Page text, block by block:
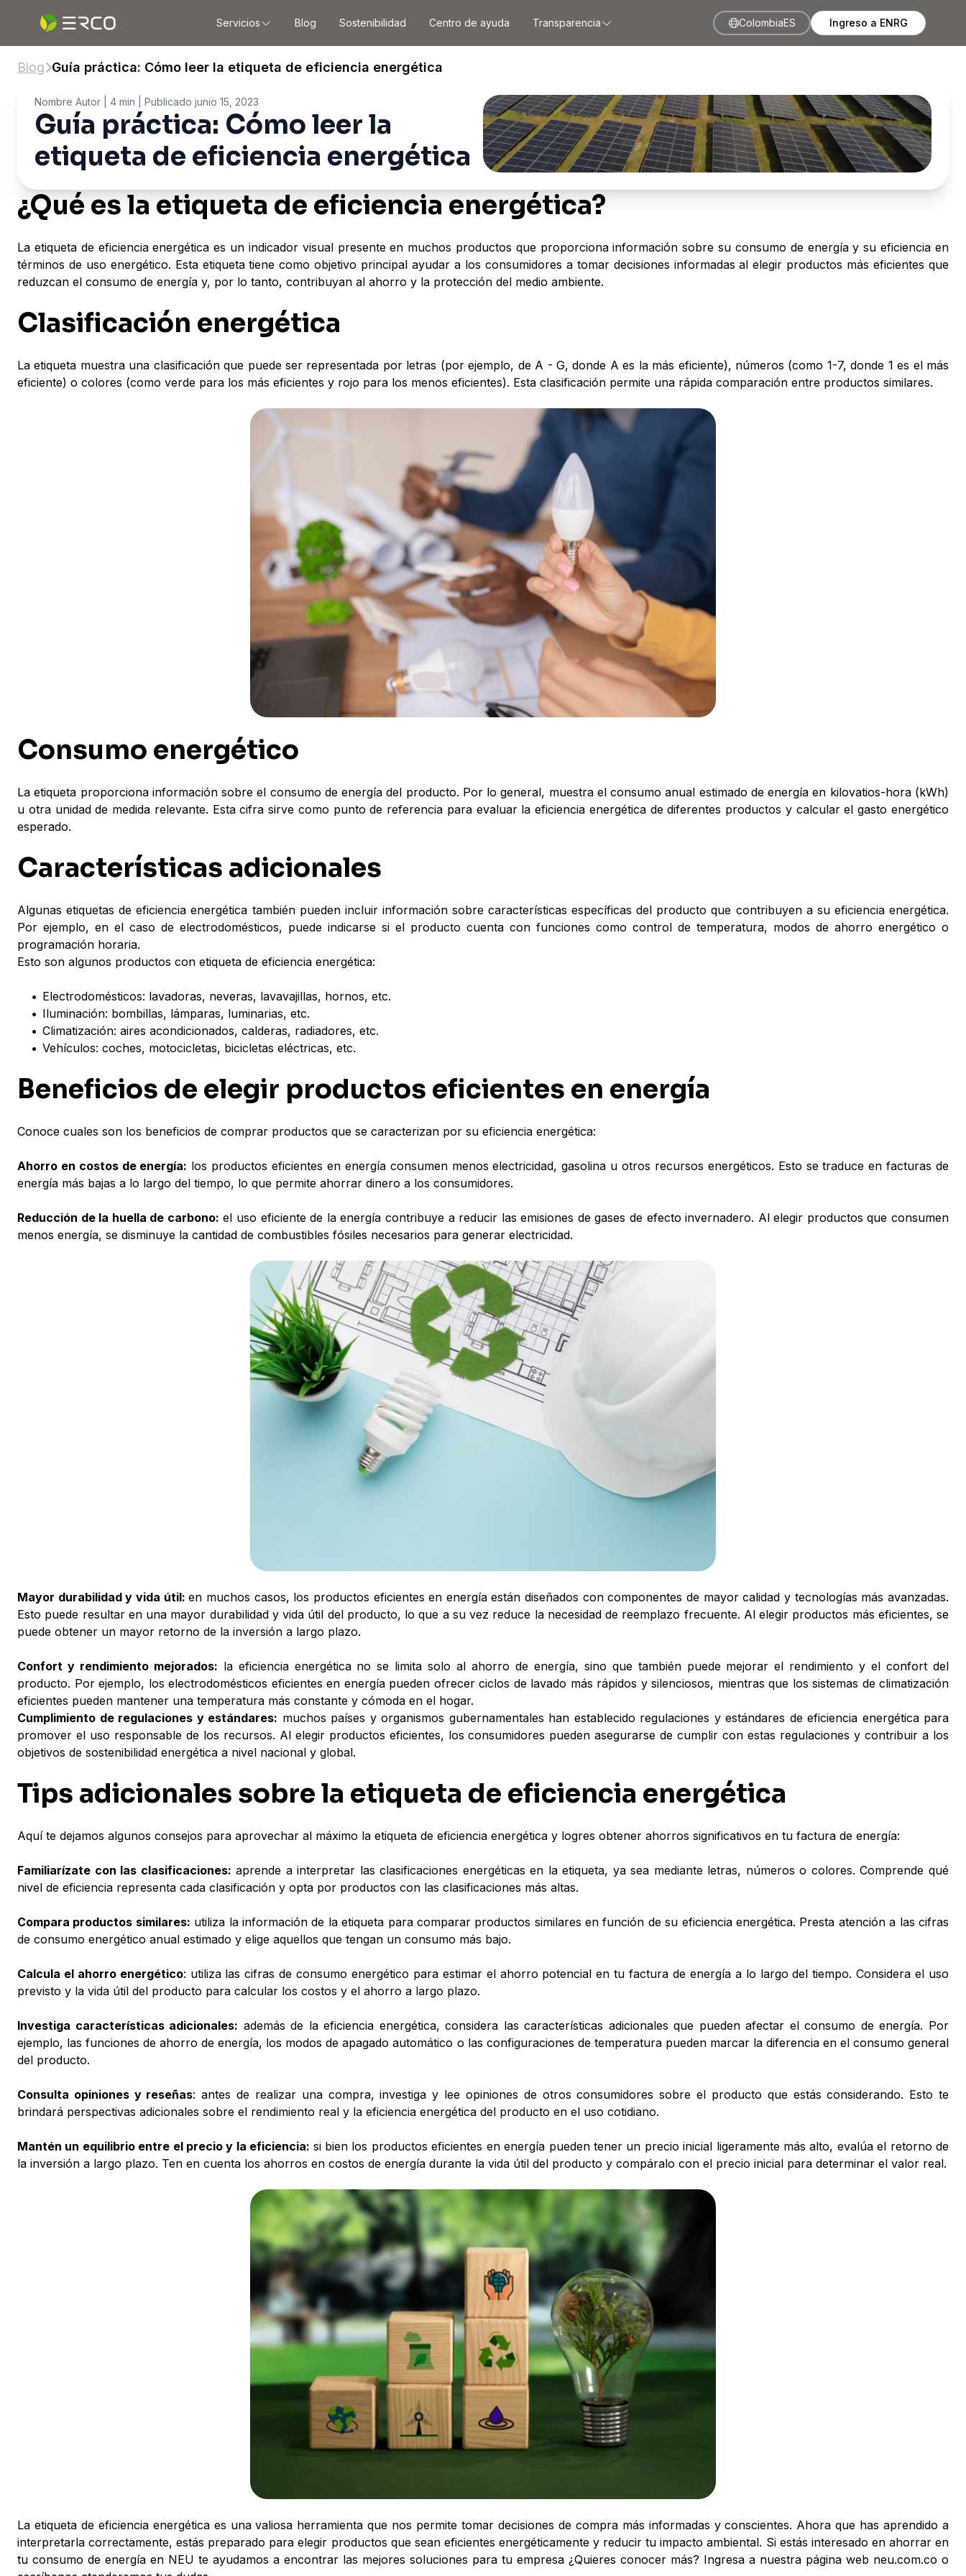
Servicios Blog Sostenibilidad Centro de ayuda Transparencia ColombiaES Ingreso a ENRG
Blog Guía práctica: Cómo leer la etiqueta de eficiencia energética
Nombre Autor | 4 min | Publicado junio 15, 2023
Guía práctica: Cómo leer la
etiqueta de eficiencia energética
¿Qué es la etiqueta de eficiencia energética?
La etiqueta de eficiencia energética es un indicador visual presente en muchos productos que proporciona información sobre su consumo de energía y su eficiencia en
términos de uso energético. Esta etiqueta tiene como objetivo principal ayudar a los consumidores a tomar decisiones informadas al elegir productos más eficientes que
reduzcan el consumo de energía y, por lo tanto, contribuyan al ahorro y la protección del medio ambiente.
Clasificación energética
La etiqueta muestra una clasificación que puede ser representada por letras (por ejemplo, de A - G, donde A es la más eficiente), números (como 1-7, donde 1 es el más
eficiente) o colores (como verde para los más eficientes y rojo para los menos eficientes). Esta clasificación permite una rápida comparación entre productos similares.
Consumo energético
La etiqueta proporciona información sobre el consumo de energía del producto. Por lo general, muestra el consumo anual estimado de energía en kilovatios-hora (kWh)
u otra unidad de medida relevante. Esta cifra sirve como punto de referencia para evaluar la eficiencia energética de diferentes productos y calcular el gasto energético
esperado.
Características adicionales
Algunas etiquetas de eficiencia energética también pueden incluir información sobre características específicas del producto que contribuyen a su eficiencia energética.
Por ejemplo, en el caso de electrodomésticos, puede indicarse si el producto cuenta con funciones como control de temperatura, modos de ahorro energético o
programación horaria.
Esto son algunos productos con etiqueta de eficiencia energética:
• Electrodomésticos: lavadoras, neveras, lavavajillas, hornos, etc.
• Iluminación: bombillas, lámparas, luminarias, etc.
• Climatización: aires acondicionados, calderas, radiadores, etc.
• Vehículos: coches, motocicletas, bicicletas eléctricas, etc.
Beneficios de elegir productos eficientes en energía
Conoce cuales son los beneficios de comprar productos que se caracterizan por su eficiencia energética:
Ahorro en costos de energía: los productos eficientes en energía consumen menos electricidad, gasolina u otros recursos energéticos. Esto se traduce en facturas de
energía más bajas a lo largo del tiempo, lo que permite ahorrar dinero a los consumidores.
Reducción de la huella de carbono: el uso eficiente de la energía contribuye a reducir las emisiones de gases de efecto invernadero. Al elegir productos que consumen
menos energía, se disminuye la cantidad de combustibles fósiles necesarios para generar electricidad.
Mayor durabilidad y vida útil:en muchos casos, los productos eficientes en energía están diseñados con componentes de mayor calidad y tecnologías más avanzadas.
Esto puede resultar en una mayor durabilidad y vida útil del producto, lo que a su vez reduce la necesidad de reemplazo frecuente. Al elegir productos más eficientes, se
puede obtener un mayor retorno de la inversión a largo plazo.
Confort y rendimiento mejorados: la eficiencia energética no se limita solo al ahorro de energía, sino que también puede mejorar el rendimiento y el confort del
producto. Por ejemplo, los electrodomésticos eficientes en energía pueden ofrecer ciclos de lavado más rápidos y silenciosos, mientras que los sistemas de climatización
eficientes pueden mantener una temperatura más constante y cómoda en el hogar.
Cumplimiento de regulaciones y estándares: muchos países y organismos gubernamentales han establecido regulaciones y estándares de eficiencia energética para
promover el uso responsable de los recursos. Al elegir productos eficientes, los consumidores pueden asegurarse de cumplir con estas regulaciones y contribuir a los
objetivos de sostenibilidad energética a nivel nacional y global.
Tips adicionales sobre la etiqueta de eficiencia energética
Aquí te dejamos algunos consejos para aprovechar al máximo la etiqueta de eficiencia energética y logres obtener ahorros significativos en tu factura de energía:
Familiarízate con las clasificaciones: aprende a interpretar las clasificaciones energéticas en la etiqueta, ya sea mediante letras, números o colores. Comprende qué
nivel de eficiencia representa cada clasificación y opta por productos con las clasificaciones más altas.
Compara productos similares: utiliza la información de la etiqueta para comparar productos similares en función de su eficiencia energética. Presta atención a las cifras
de consumo energético anual estimado y elige aquellos que tengan un consumo más bajo.
Calcula el ahorro energético: utiliza las cifras de consumo energético para estimar el ahorro potencial en tu factura de energía a lo largo del tiempo. Considera el uso
previsto y la vida útil del producto para calcular los costos y el ahorro a largo plazo.
Investiga características adicionales: además de la eficiencia energética, considera las características adicionales que pueden afectar el consumo de energía. Por
ejemplo, las funciones de ahorro de energía, los modos de apagado automático o las configuraciones de temperatura pueden marcar la diferencia en el consumo general
del producto.
Consulta opiniones y reseñas: antes de realizar una compra, investiga y lee opiniones de otros consumidores sobre el producto que estás considerando. Esto te
brindará perspectivas adicionales sobre el rendimiento real y la eficiencia energética del producto en el uso cotidiano.
Mantén un equilibrio entre el precio y la eficiencia: si bien los productos eficientes en energía pueden tener un precio inicial ligeramente más alto, evalúa el retorno de
la inversión a largo plazo. Ten en cuenta los ahorros en costos de energía durante la vida útil del producto y compáralo con el precio inicial para determinar el valor real.
La etiqueta de eficiencia energética es una valiosa herramienta que nos permite tomar decisiones de compra más informadas y conscientes. Ahora que has aprendido a
interpretarla correctamente, estás preparado para elegir productos que sean eficientes energéticamente y reducir tu impacto ambiental. Si estás interesado en ahorrar en
tu consumo de energía en NEU te ayudamos a encontrar las mejores soluciones para tu empresa ¿Quieres conocer más? Ingresa a nuestra página web neu.com.co o